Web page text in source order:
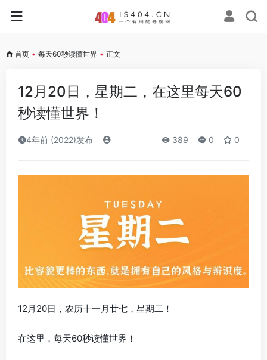
首页 • 每天60秒读懂世界 • 正文
12月20日，星期二，在这里每天60
秒读懂世界！
4年前 (2022)发布 389 0 0
12月20日，农历十一月廿七，星期二！
在这里，每天60秒读懂世界！